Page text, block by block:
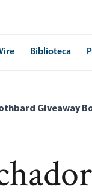
Biblioteca
Giveaway